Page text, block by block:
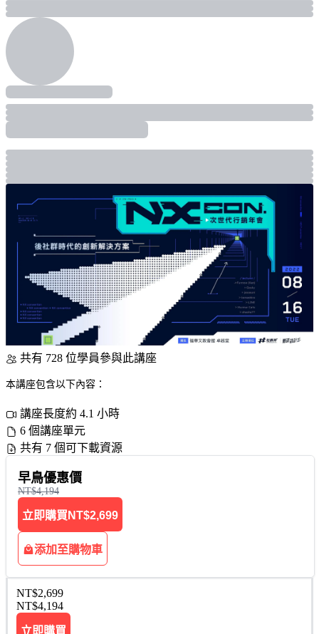
共有 728 位學員參與此講座
本講座包含以下內容：
講座長度約 4.1 小時
6 個講座單元
共有 7 個可下載資源
早鳥優惠價
NT$4,194
立即購買 NT$2,699
添加至購物車
NT$2,699
NT$4,194
立即購買